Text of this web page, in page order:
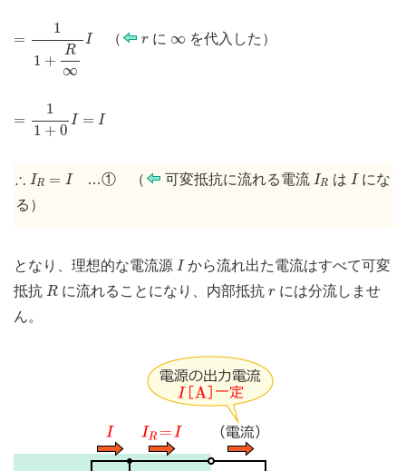
=
1
1 +
R
∞
I
R
（ r
rに ∞
∞ を代入した ）
=
1
1 + 0
I = I
0
∴ IR = I
R …① （ 可変抵抗に流れる電流 IR
IR は I
Iにな
る ）
となり、理想的な電流源 I
Iから流れ出た電流はすべて可変
抵抗 R
R に流れることになり、内部抵抗 r
r には分流しませ
ん。